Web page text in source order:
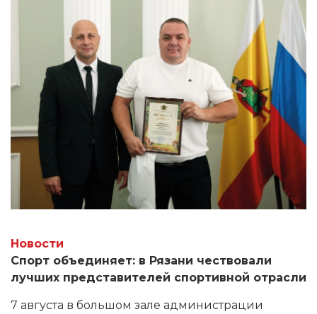
Новости
Спорт объединяет: в Рязани чествовали
лучших представителей спортивной отрасли
7 августа в большом зале администрации